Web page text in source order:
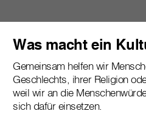
Was macht ein
Gemeinsam helfen wir
Geschlechts, ihrer Religion
weil wir an die
sich dafür einsetzen.